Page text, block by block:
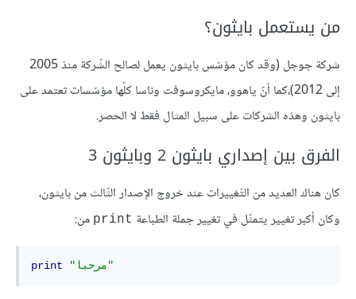
من يستعمل بايثون؟
شركة جوجل (وقد كان مؤسّس بايثون يعمل لصالح الشّركة منذ 2005
إلى 2012)،كما أنّ ياهوو، مايكروسوفت وناسا كلّها مؤسّسات تعتمد على
بايثون وهذه الشركات على سبيل المثال فقط لا الحصر.
الفرق بين إصداري بايثون 2 وبايثون 3
كان هناك العديد من التّغييرات عند خروج الإصدار الثّالث من بايثون،
وكان أكبر تغيير يتمثّل في تغيير جملة الطباعة print من:
print "مرحبا"